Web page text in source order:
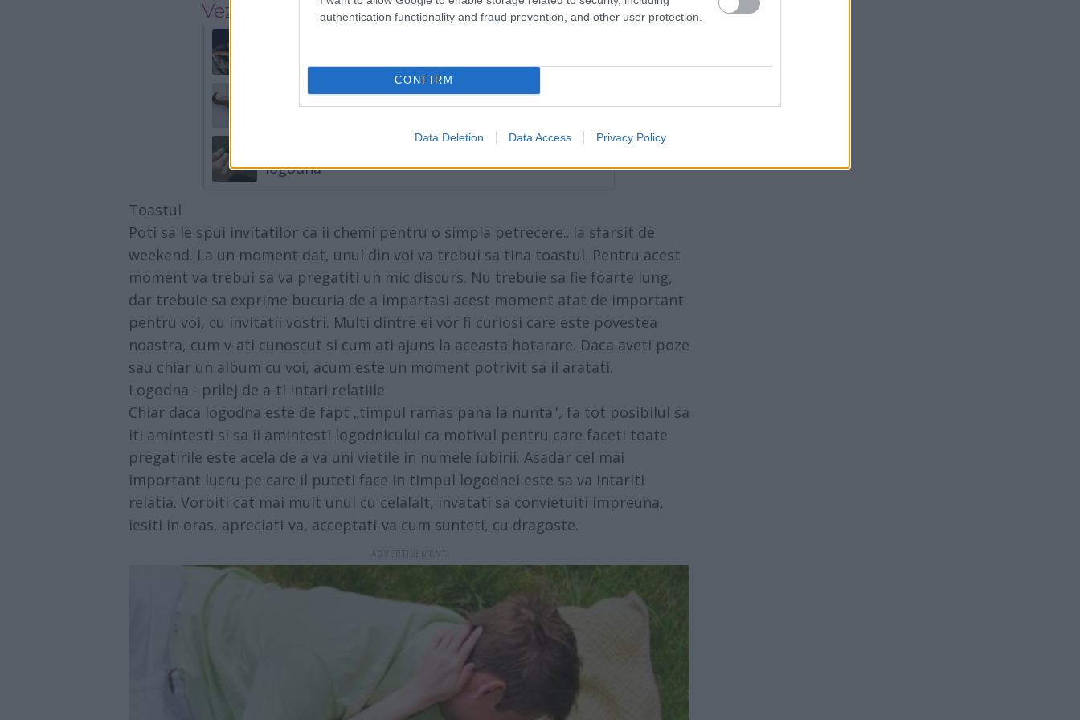
authentication functionality and fraud prevention, and other user protection.
CONFIRM
Data Deletion Data Access Privacy Policy
Vezi și
ora 21:00
Uleiul esențial de Rozmarin – tot ce ai nevoie
Ce faci daca iti cade un diamant de pe inelul de
logodna
Toastul
Poti sa le spui invitatilor ca ii chemi pentru o simpla petrecere...la sfarsit de
weekend. La un moment dat, unul din voi va trebui sa tina toastul. Pentru acest
moment va trebui sa va pregatiti un mic discurs. Nu trebuie sa fie foarte lung,
dar trebuie sa exprime bucuria de a impartasi acest moment atat de important
pentru voi, cu invitatii vostri. Multi dintre ei vor fi curiosi care este povestea
noastra, cum v-ati cunoscut si cum ati ajuns la aceasta hotarare. Daca aveti poze
sau chiar un album cu voi, acum este un moment potrivit sa il aratati.
Logodna - prilej de a-ti intari relatiile
Chiar daca logodna este de fapt „timpul ramas pana la nunta", fa tot posibilul sa
iti amintesti si sa ii amintesti logodnicului ca motivul pentru care faceti toate
pregatirile este acela de a va uni vietile in numele iubirii. Asadar cel mai
important lucru pe care il puteti face in timpul logodnei este sa va intariti
relatia. Vorbiti cat mai mult unul cu celalalt, invatati sa convietuiti impreuna,
iesiti in oras, apreciati-va, acceptati-va cum sunteti, cu dragoste.